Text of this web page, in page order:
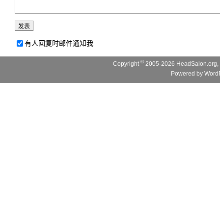
有人回复时邮件通知我
Copyright© 2005-2026
Powered by